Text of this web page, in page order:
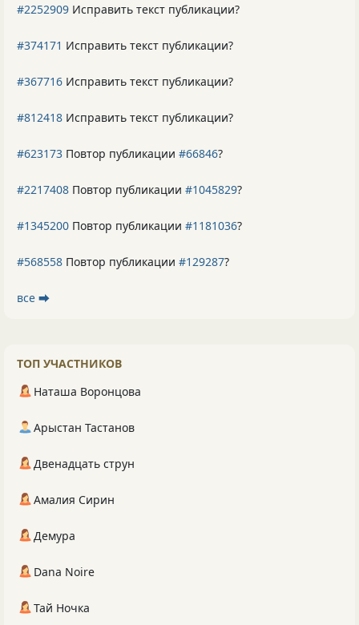
#2252909 Исправить текст публикации?
#374171 Исправить текст публикации?
#367716 Исправить текст публикации?
#812418 Исправить текст публикации?
#623173 Повтор публикации #66846?
#2217408 Повтор публикации #1045829?
#1345200 Повтор публикации #1181036?
#568558 Повтор публикации #129287?
все ⮕
ТОП УЧАСТНИКОВ
Наташа Воронцова
Арыстан Тастанов
Двенадцать струн
Амалия Сирин
Демура
Dana Noire
Тай Ночка